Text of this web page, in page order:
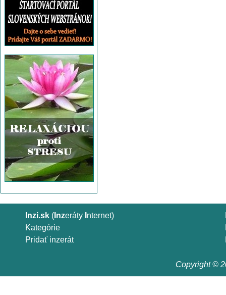
Inzi.sk ( Inzeráty nternet)
Kategórie
Pridať inzerát
Copyright ©